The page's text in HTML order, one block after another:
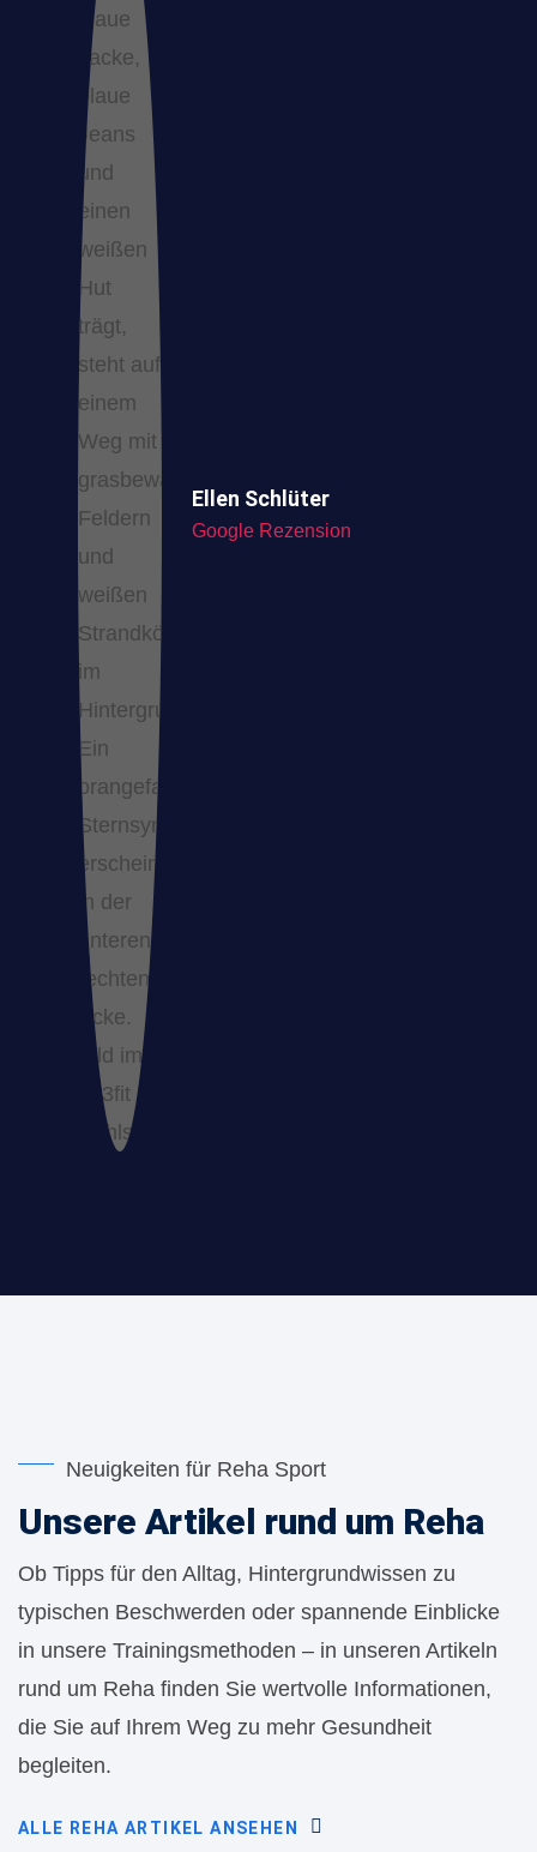
Ellen Schlüter
Google Rezension
Neuigkeiten für Reha Sport
Unsere Artikel rund um Reha
Ob Tipps für den Alltag, Hintergrundwissen zu
typischen Beschwerden oder spannende Einblicke
in unsere Trainingsmethoden – in unseren Artikeln
rund um Reha finden Sie wertvolle Informationen,
die Sie auf Ihrem Weg zu mehr Gesundheit
begleiten.
ALLE REHA ARTIKEL ANSEHEN